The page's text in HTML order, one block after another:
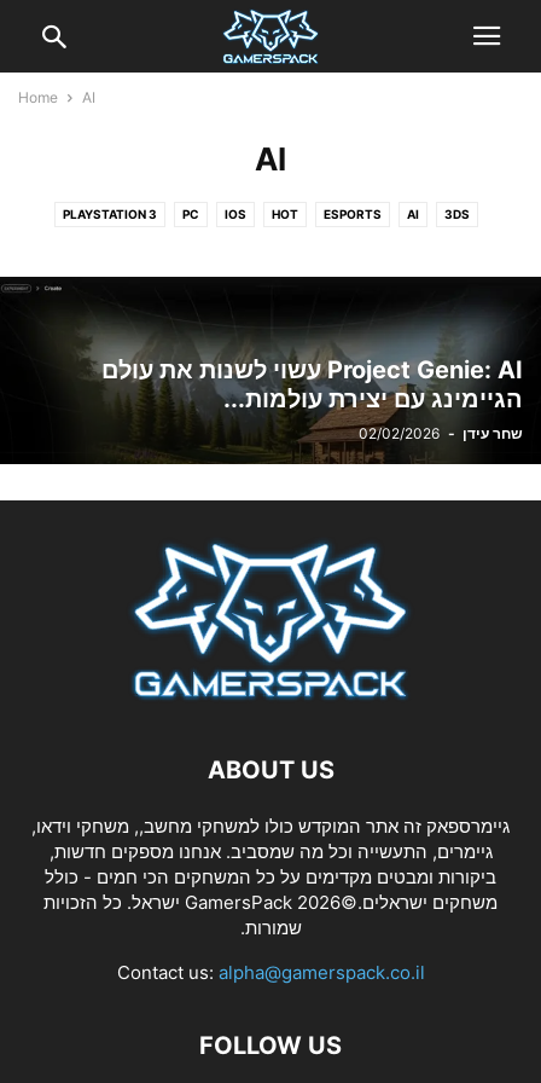
Home AI
AI
3DS
AI
ESPORTS
HOT
IOS
PC
PLAYSTATION 3
WII U
XBOX 360
XBOX ONE
XBOX SERIES X אינדי אנדרואיד
חדשות טכנולוגיה
מציאות מדומה משחקים כחול לבן תחרויות
Project Genie: AI עשוי לשנות את עולם
הגיימינג עם יצירת עולמות...
שחר עידן -
02/02/2026
ABOUT US
גיימרספאק זה אתר המוקדש כולו למשחקי מחשב,, משחקי וידאו,
גיימרים, התעשייה וכל מה שמסביב. אנחנו מספקים חדשות,
ביקורות ומבטים מקדימים על כל המשחקים הכי חמים - כולל
משחקים ישראלים.©2026 GamersPack ישראל. כל הזכויות
שמורות.
Contact us: alpha@gamerspack.co.il
FOLLOW US